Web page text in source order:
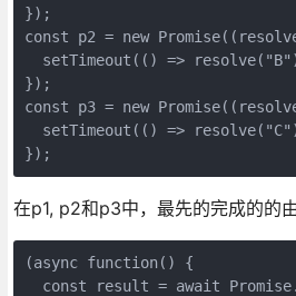
});
const p2 = new
setTimeout(() =>
});
const p3 = new
setTimeout(() =>
});
在p1, p2和p3中，最先的完成的的
(async function() {
const result = await